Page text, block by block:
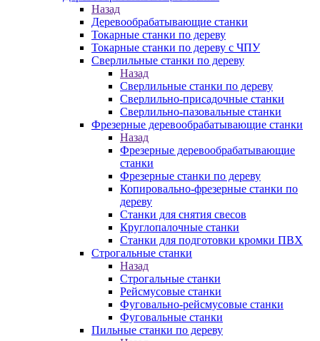
Назад
Деревообрабатывающие станки
Токарные станки по дереву
Токарные станки по дереву с ЧПУ
Сверлильные станки по дереву
Назад
Сверлильные станки по дереву
Сверлильно-присадочные станки
Сверлильно-пазовальные станки
Фрезерные деревообрабатывающие станки
Назад
Фрезерные деревообрабатывающие
станки
Фрезерные станки по дереву
Копировально-фрезерные станки по
дереву
Станки для снятия свесов
Круглопалочные станки
Станки для подготовки кромки ПВХ
Строгальные станки
Назад
Строгальные станки
Рейсмусовые станки
Фуговально-рейсмусовые станки
Фуговальные станки
Пильные станки по дереву